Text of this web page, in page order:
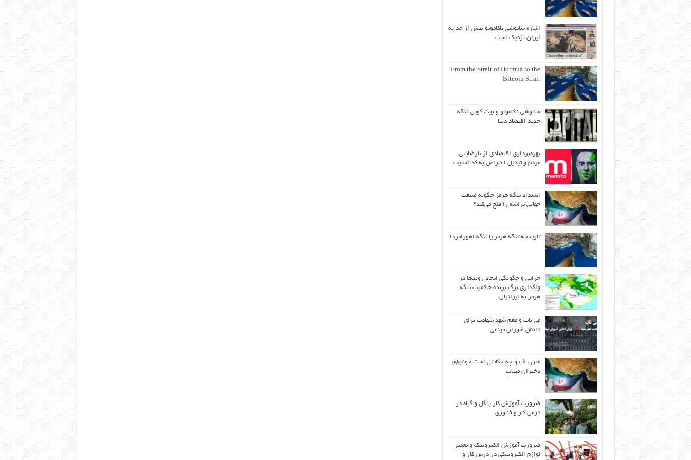
اشاره ساتوشی ناکاموتو بیش از حد به
ایران نزدیک است
From the Strait of Hormuz to the
Bitcoin Strait
ساتوشی ناکاموتو و بیت کوین تنگه
جدید اقتصاد دنیا
بهره‌برداری اقتصادی از نارضایتی
مردم و تبدیل اعتراض به کد تخفیف
انسداد تنگه هرمز چگونه صنعت
جهانی تراشه را فلج می‌کند؟
تاریخچه تنگه هرمز یا تنگه اهورامزدا
چرایی و چگونگی ایجاد روندها در
واگذاری برگ برنده حاکمیت تنگه
هرمز به ایرانیان
می ناب و طعم شهد شهادت برای
دانش آموزان مینابی
مین ، آب و چه حکایتی است خونبهای
دختران میناب
ضرورت آموزش کار با گل و گیاه در
درس کار و فناوری
ضرورت آموزش الکترونیک و تعمیر
لوازم الکترونیکی در درس کار و